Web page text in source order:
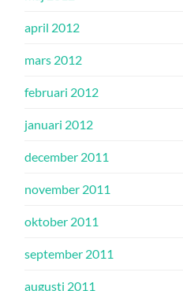
april 2012
mars 2012
februari 2012
januari 2012
december 2011
november 2011
oktober 2011
september 2011
augusti 2011